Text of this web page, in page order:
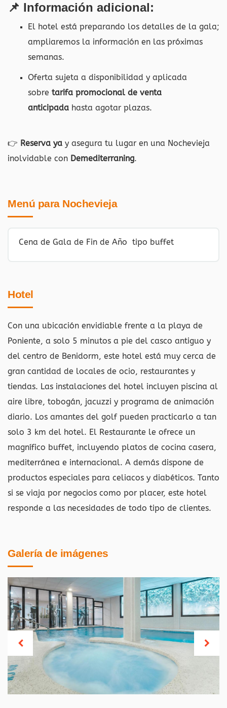
📌 Información adicional:
El hotel está preparando los detalles de la gala;
ampliaremos la información en las próximas
semanas.
Oferta sujeta a disponibilidad y aplicada
sobre tarifa promocional de venta
anticipada hasta agotar plazas.
👉 Reserva ya y asegura tu lugar en una Nochevieja
inolvidable con Demediterraning.
Menú para Nochevieja
Cena de Gala de Fin de Año tipo buffet
Hotel
Con una ubicación envidiable frente a la playa de
Poniente, a solo 5 minutos a pie del casco antiguo y
del centro de Benidorm, este hotel está muy cerca de
gran cantidad de locales de ocio, restaurantes y
tiendas. Las instalaciones del hotel incluyen piscina al
aire libre, tobogán, jacuzzi y programa de animación
diario. Los amantes del golf pueden practicarlo a tan
solo 3 km del hotel. El Restaurante le ofrece un
magnífico buffet, incluyendo platos de cocina casera,
mediterránea e internacional. A demás dispone de
productos especiales para celiacos y diabéticos. Tanto
si se viaja por negocios como por placer, este hotel
responde a las necesidades de todo tipo de clientes.
Galería de imágenes